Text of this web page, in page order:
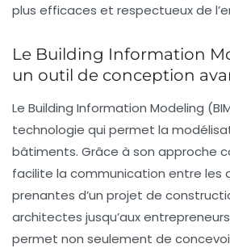
plus efficaces et respectueux de
Le Building Information
un outil de conception
Le Building Information Modeling
technologie qui permet la
bâtiments. Grâce à son approche
facilite la communication entre les
prenantes d’un projet de
architectes jusqu’aux
permet non seulement de